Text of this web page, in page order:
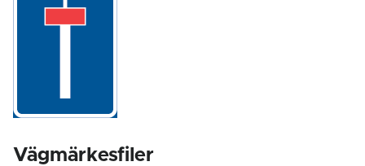
Vägmärkesfiler